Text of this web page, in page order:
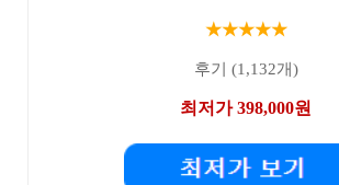
★★★★★
후기 (1,132개)
최저가 398,000원